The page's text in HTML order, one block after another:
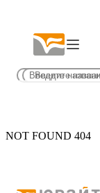
NOT FOUND 404